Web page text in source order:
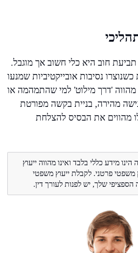
חוב היא כלי חשוב אך מוגבל.
נסיבות אובייקטיביות שמנעו
מהווה 'דרך מילוט' למי שהתמהמה או
מהירה, בניית בקשה מפורטת
מהווים את הבסיס להצלחת
מידע כללי בלבד ואינו מהווה ייעוץ
משפטי פרטני. לקבלת ייעוץ משפטי
שלך, יש לפנות לעורך דין.